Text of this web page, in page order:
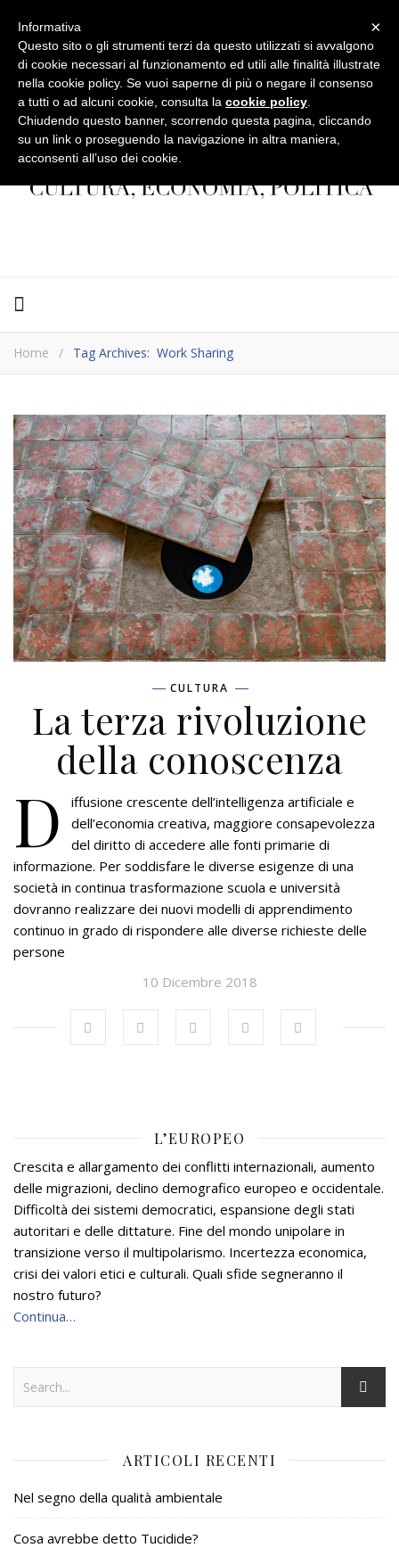
Home / Tag Archives: Work Sharing
CULTURA
La terza rivoluzione
della conoscenza
D
iffusione crescente dell’intelligenza artificiale e
dell’economia creativa, maggiore consapevolezza
del diritto di accedere alle fonti primarie di
informazione. Per soddisfare le diverse esigenze di una
società in continua trasformazione scuola e università
dovranno realizzare dei nuovi modelli di apprendimento
continuo in grado di rispondere alle diverse richieste delle
persone
10 Dicembre 2018
L’EUROPEO
Crescita e allargamento dei conflitti internazionali, aumento
delle migrazioni, declino demografico europeo e occidentale.
Difficoltà dei sistemi democratici, espansione degli stati
autoritari e delle dittature. Fine del mondo unipolare in
transizione verso il multipolarismo. Incertezza economica,
crisi dei valori etici e culturali. Quali sfide segneranno il
nostro futuro?
Continua…
ARTICOLI RECENTI
Nel segno della qualità ambientale
Cosa avrebbe detto Tucidide?
×
Informativa
Questo sito o gli strumenti terzi da questo utilizzati si avvalgono
di cookie necessari al funzionamento ed utili alle finalità illustrate
nella cookie policy. Se vuoi saperne di più o negare il consenso
a tutti o ad alcuni cookie, consulta la cookie policy
Chiudendo questo banner, scorrendo questa pagina, cliccando
su un link o proseguendo la navigazione in altra maniera,
acconsenti all’uso dei cookie.